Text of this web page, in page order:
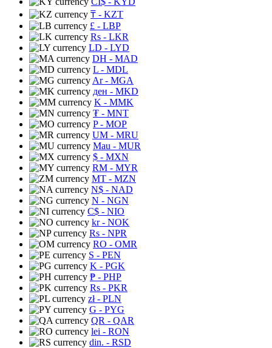
₸ - KZT
£ - LBP
Rs - LKR
LD - LYD
DH - MAD
L - MDL
Ar- MGA
ден - MKD
K - MMK
₮ - MNT
P- MOP
UM - MRU
Mau - MUR
$ - MXN
RM - MYR
MT - MZN
N$ - NAD
N - NGN
C$ - NIO
kr- NOK
Rs - NPR
RO - OMR
S - PEN
K - PGK
₱ - PHP
Rs - PKR
zł- PLN
G - PYG
QR - QAR
lei - RON
din. - RSD